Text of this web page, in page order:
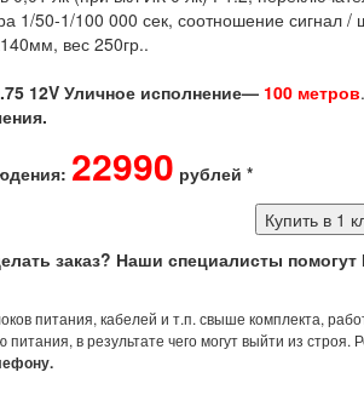
1/50-1/100 000 сек, соотношение
вес 250гр..
12V Уличное исполнение— 100 метров.
22990 рублей *
Купить в 1
заказ? Наши специалисты
питания, кабелей и т.п. свыше комплекта,
в результате чего могут выйти из строя.